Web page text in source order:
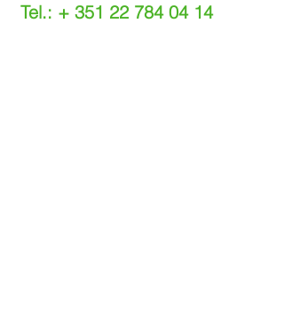
Tel.: + 351 22 784 04 14